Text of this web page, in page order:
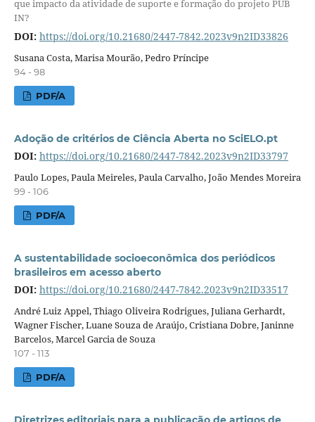
que impacto da atividade de suporte e formação do projeto PUB
IN?
DOI: https://doi.org/10.21680/2447-7842.2023v9n2ID33826
Susana Costa, Marisa Mourão, Pedro Príncipe
94 - 98
PDF/A
Adoção de critérios de Ciência Aberta no SciELO.pt
DOI: https://doi.org/10.21680/2447-7842.2023v9n2ID33797
Paulo Lopes, Paula Meireles, Paula Carvalho, João Mendes Moreira
99 - 106
PDF/A
A sustentabilidade socioeconômica dos periódicos
brasileiros em acesso aberto
DOI: https://doi.org/10.21680/2447-7842.2023v9n2ID33517
André Luiz Appel, Thiago Oliveira Rodrigues, Juliana Gerhardt,
Wagner Fischer, Luane Souza de Araújo, Cristiana Dobre, Janinne
Barcelos, Marcel Garcia de Souza
107 - 113
PDF/A